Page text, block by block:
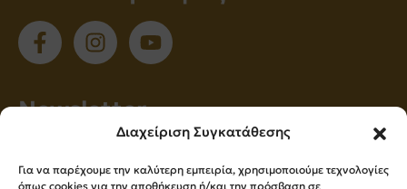
Διαχείριση Συγκατάθεσης
Για να παρέχουμε την καλύτερη εμπειρία, χρησιμοποιούμε τεχνολογίες
όπως cookies για την αποθήκευση ή/και την πρόσβαση σε
Νewsletter
ενημερώνεστε πρώτοι για όλα τα νέα μας!